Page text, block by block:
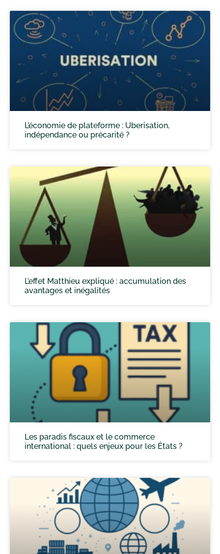
L’économie de plateforme : Uberisation,
indépendance ou précarité ?
L’effet Matthieu expliqué : accumulation des
avantages et inégalités
Les paradis fiscaux et le commerce
international : quels enjeux pour les États ?